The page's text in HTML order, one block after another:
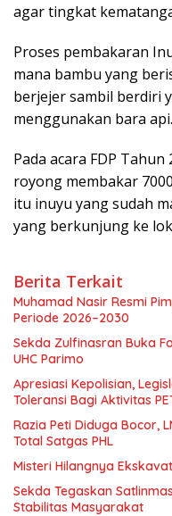
agar tingkat
Proses pembakaran
mana bambu yang
berjejer sambil berdiri
menggunakan bara api.
Pada acara FDP
royong membakar
itu inuyu yang sudah
yang berkunjung ke
Berita Terkait
Muhamad Nasir Resmi
Periode 2026–2030
Sekda Zulfinasran Buka
UHC Parimo
Apresiasi Kepolisian,
Toleransi Bagi Aktivitas
Razia Peti Diduga Bocor,
Total Satgas PHL
Misteri Hilangnya
Sekda Tegaskan
Stabilitas Masyarakat